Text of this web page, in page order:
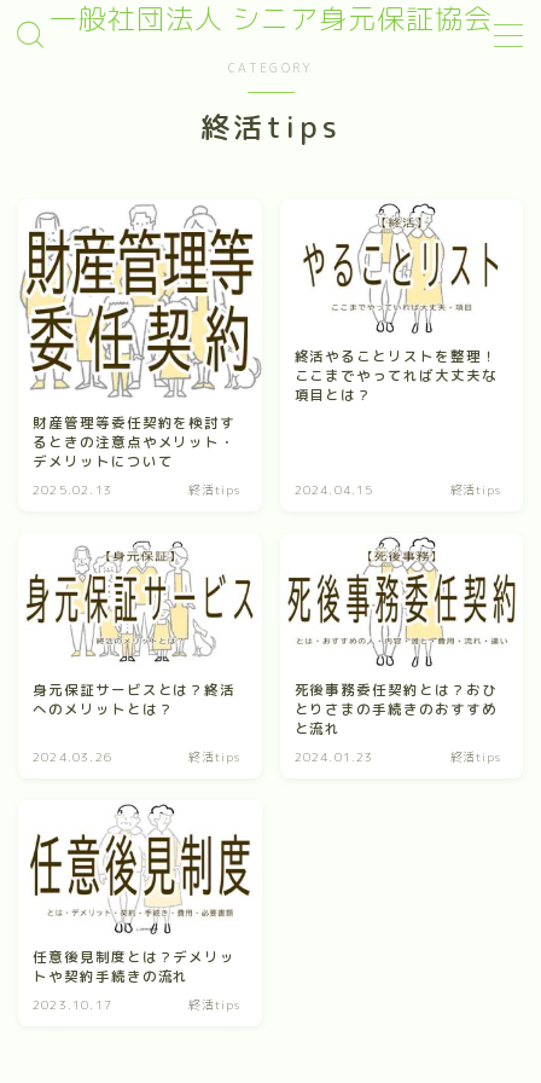
一般社団法人 シニア身元保証協会
日常生活支援
任意後見
死後事務
葬儀支援
就職身元保証
サービス開始まで
料金案内
よくあるQ&A
資料請求
最寄りの事業所
支援サービス
終身身元保証
日常生活支援
CATEGORY
終活tips
財産管理等委任契約を検討す
るときの注意点やメリット・
デメリットについて
2025.02.13 終活tips
終活やることリストを整理！
ここまでやってれば大丈夫な
項目とは？
2024.04.15 終活tips
身元保証サービスとは？終活
へのメリットとは？
2024.03.26 終活tips
死後事務委任契約とは？おひ
とりさまの手続きのおすすめ
と流れ
2024.01.23 終活tips
任意後見制度とは？デメリッ
トや契約手続きの流れ
2023.10.17 終活tips